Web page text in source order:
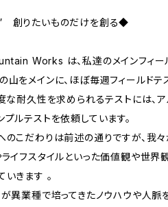
創りたいものだけを創る◆
Works は、私達のメインフィー
山をメインに、ほぼ毎週フィールドテ
度な耐久性を求められるテストには、
ルテストを依頼しています。
のこだわりは前述の通りですが、我
ライフスタイルといった価値観や世界
きます 。
が異業種で培ってきたノウハウや人脈